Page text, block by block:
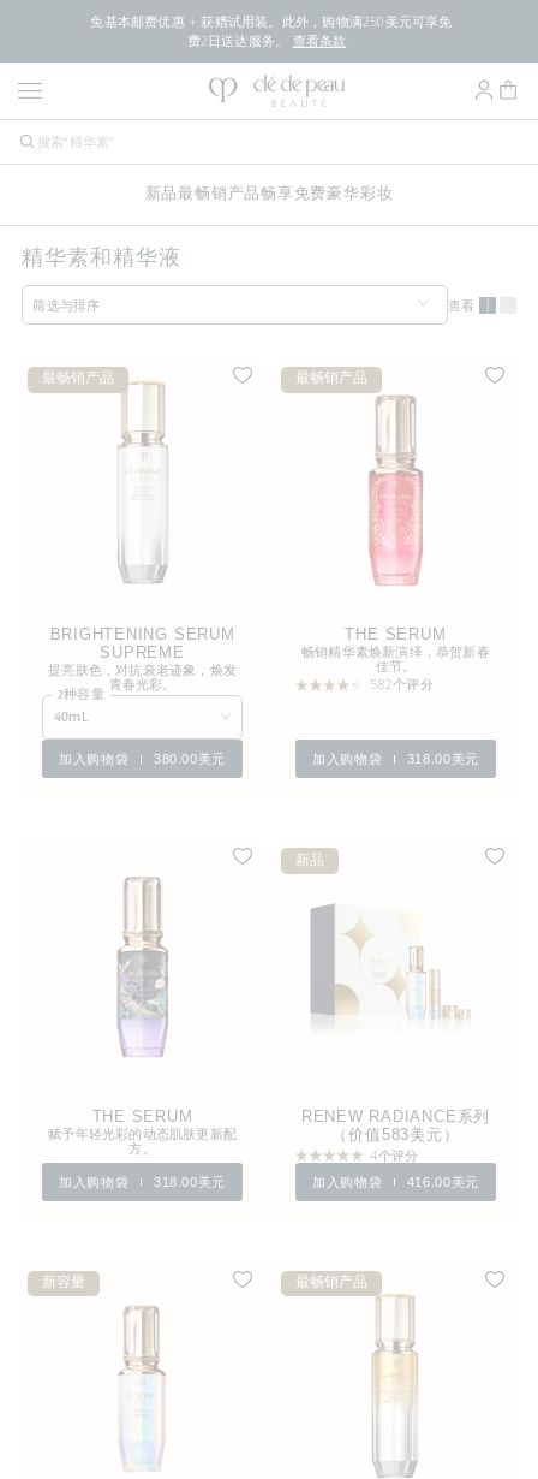
免基本邮费优惠 + 获赠试用装。此外，购物满250美元可享免
费2日送达服务。 查看条款
新品最畅销产品畅享免费豪华彩妆
精华素和精华液
筛选与排序 查看
最畅销产品
BRIGHTENING SERUM
SUPREME
提亮肤色，对抗衰老迹象，焕发
青春光彩。
2种容量
40mL
加入购物袋 380.00美元
最畅销产品
THE SERUM
畅销精华素焕新演绎，恭贺新春
佳节。
582个评分
加入购物袋 318.00美元
THE SERUM
赋予年轻光彩的动态肌肤更新配
方。
加入购物袋 318.00美元
新品
RENEW RADIANCE系列
（价值583美元）
4个评分
加入购物袋 416.00美元
新容量 最畅销产品